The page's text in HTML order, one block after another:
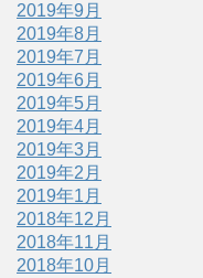
2019年9月
2019年8月
2019年7月
2019年6月
2019年5月
2019年4月
2019年3月
2019年2月
2019年1月
2018年12月
2018年11月
2018年10月